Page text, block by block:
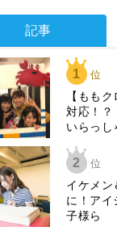
記事
1 位
【もも
対応！？
いらっし
2 位
イケメン
に！アイ
子様ら